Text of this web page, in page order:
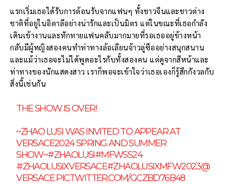
แรกเริ่มเธอได้รับการต้อนรับจากแฟนๆ ทั้งชาวจีนและชาวต่าง
ชาติที่อยู่ในอิตาลีอย่างน่ารักและเป็นมิตร แต่ในขณะที่เธอกำลัง
เดินเข้างานและทักทายแฟนคลับมากมายที่รอเธออยู่ข้างหน้า
กลับมีผู้หญิงสองคนทำท่าทางล้อเลียนจ้าวลู่ซืออย่างสนุกสนาน
และแม้ว่าเธอจะไม่ได้พูดอะไรกับทั้งสองคน แต่ดูจากสีหน้าและ
ท่าทางของนักแสดงสาว เราก็พอจะเข้าใจว่าเธอเองก็รู้สึกกังวลกับ
สิ่งนี้เช่นกัน
THE SHOW IS OVER!
~ZHAO LUSI WAS INVITED TO APPEAR AT
VERSACE2024 SPRING AND SUMMER
SHOW~#ZHAOLUSI#MFWSS24
#ZHAOLUSIXVERSACE#ZHAOLUSIXMFW2023@
VERSACEPIC.TWITTER.COM/GCZBD76B48